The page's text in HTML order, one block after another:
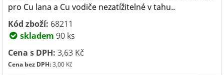
pro Cu lana a Cu vodiče nezatížitelné v tahu..
Kód zboží: 68211
skladem 90 ks
Cena s DPH: 3,63 Kč
Cena bez DPH:3,00 Kč